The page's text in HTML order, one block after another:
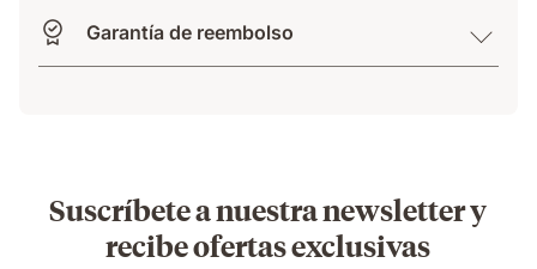
Garantía de reembolso
Suscríbete a nuestra newsletter y
recibe ofertas exclusivas